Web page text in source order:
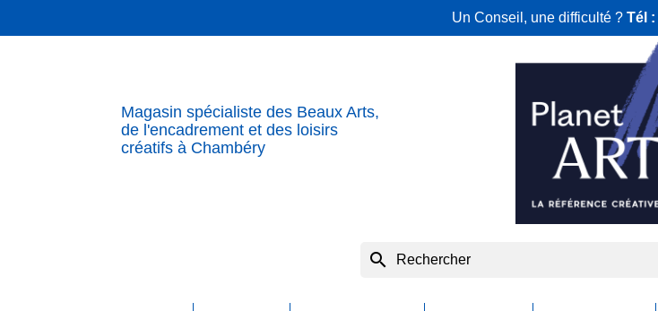
Un Conseil, une difficulté ? Tél :
Magasin spécialiste des Beaux Arts,
de l'encadrement et des loisirs
créatifs à Chambéry
search